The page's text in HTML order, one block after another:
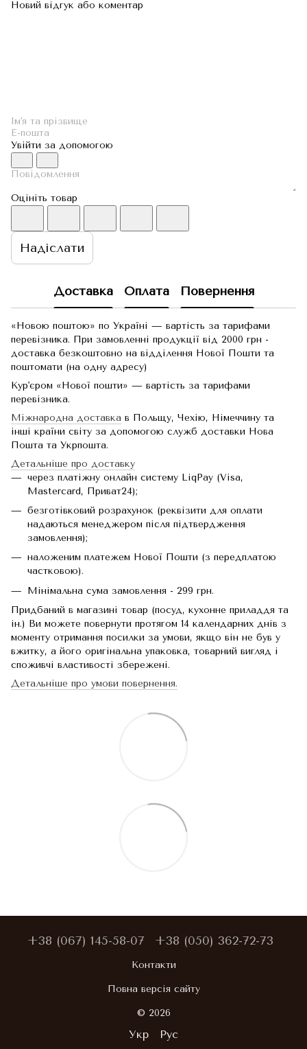
Новий відгук або коментар
Увійти за допомогою
Оцініть товар
Надіслати
Доставка Оплата Повернення
«Новою поштою» по Україні — вартість за тарифами
перевізника. При замовленні продукції від 2000 грн -
доставка безкоштовно на відділення Нової Пошти та
поштомати (на одну адресу)
Кур'єром «Нової пошти» — вартість за тарифами
перевізника.
Міжнародна доставка в Польщу, Чехію, Німеччину та
інші країни світу за допомогою служб доставки Нова
Пошта та Укрпошта.
Детальніше про доставку
через платіжну онлайн систему LiqPay (Visa,
Mastercard, Приват24);
безготівковий розрахунок (реквізити для оплати
надаються менеджером після підтвердження
замовлення);
наложеним платежем Нової Пошти (з передплатою
частковою).
Мінімальна сума замовлення - 299 грн.
Придбаний в магазині товар (посуд, кухонне приладдя та
ін.) Ви можете повернути протягом 14 календарних днів з
моменту отримання посилки за умови, якщо він не був у
вжитку, а його оригінальна упаковка, товарний вигляд і
споживчі властивості збережені.
Детальніше про умови повернення.
+38 (067) 145-58-07 +38 (050) 362-72-73
Контакти
Повна версія сайту
© 2026
Укр Рус